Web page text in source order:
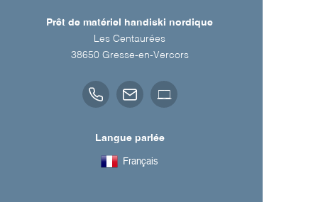
Prêt de matériel handiski nordique
Les Centaurées
38650 Gresse-en-Vercors
Langue parlée
Français